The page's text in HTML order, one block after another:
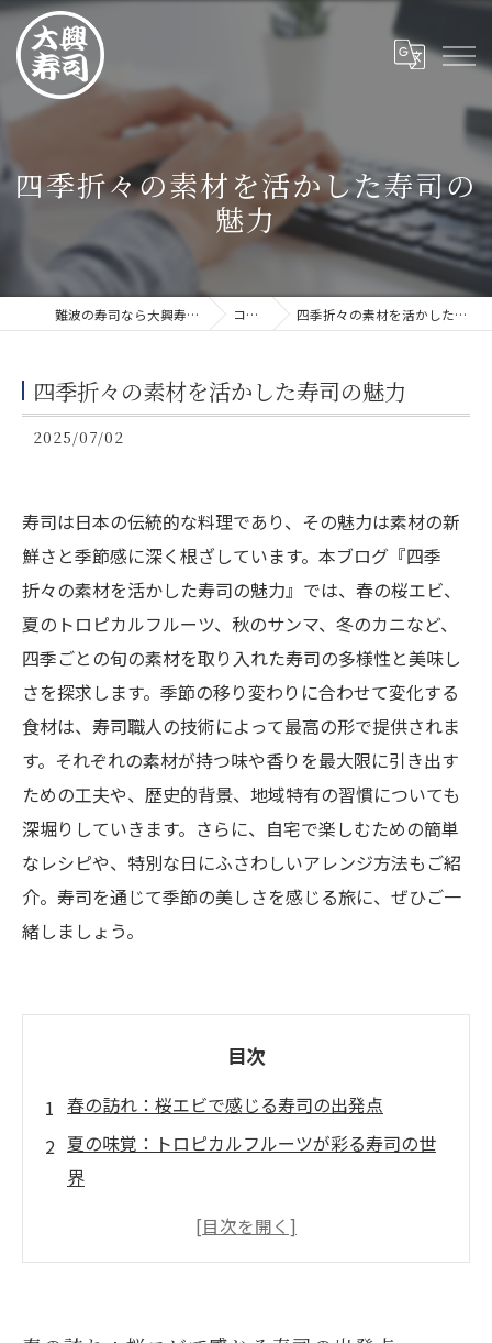
四季折々の素材を活かした寿司の
魅力
難波の寿司なら大興寿司 難波店 コラム 四季折々の素材を活かした寿司の魅力
四季折々の素材を活かした寿司の魅力
2025/07/02
寿司は日本の伝統的な料理であり、その魅力は素材の新
鮮さと季節感に深く根ざしています。本ブログ『四季
折々の素材を活かした寿司の魅力』では、春の桜エビ、
夏のトロピカルフルーツ、秋のサンマ、冬のカニなど、
四季ごとの旬の素材を取り入れた寿司の多様性と美味し
さを探求します。季節の移り変わりに合わせて変化する
食材は、寿司職人の技術によって最高の形で提供されま
す。それぞれの素材が持つ味や香りを最大限に引き出す
ための工夫や、歴史的背景、地域特有の習慣についても
深堀りしていきます。さらに、自宅で楽しむための簡単
なレシピや、特別な日にふさわしいアレンジ方法もご紹
介。寿司を通じて季節の美しさを感じる旅に、ぜひご一
緒しましょう。
目次
春の訪れ：桜エビで感じる寿司の出発点
夏の味覚：トロピカルフルーツが彩る寿司の世
界
秋の収穫：サンマで楽しむ季節の息吹
自宅で楽しむ！季節の寿司レシピとアレンジ法